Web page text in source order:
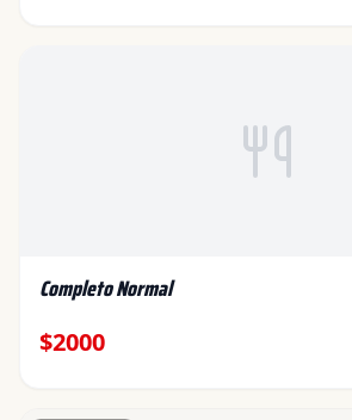
Completo Normal
$2000